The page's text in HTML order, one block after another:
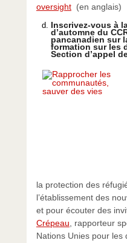
oversight (en anglais)
Inscrivez-vous à
d’automne du
pancanadien sur
formation sur les
Section d’appel
la protection des
l’établissement des
et pour écouter des
Crépeau, rapporteur
Nations Unies pour les